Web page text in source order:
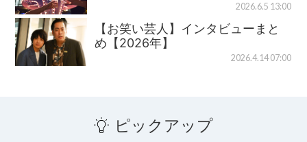
2026.6.5 13:00
【お笑い芸人】インタビューまと
め【2026年】
2026.4.14 07:00
ピックアップ